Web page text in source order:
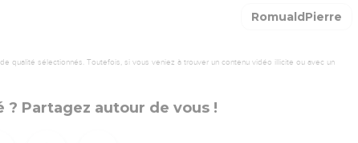
RomualdPierre
qualité sélectionnés. Toutefois, si vous veniez à trouver un contenu vidéo illicite ou avec un
? Partagez autour de vous !